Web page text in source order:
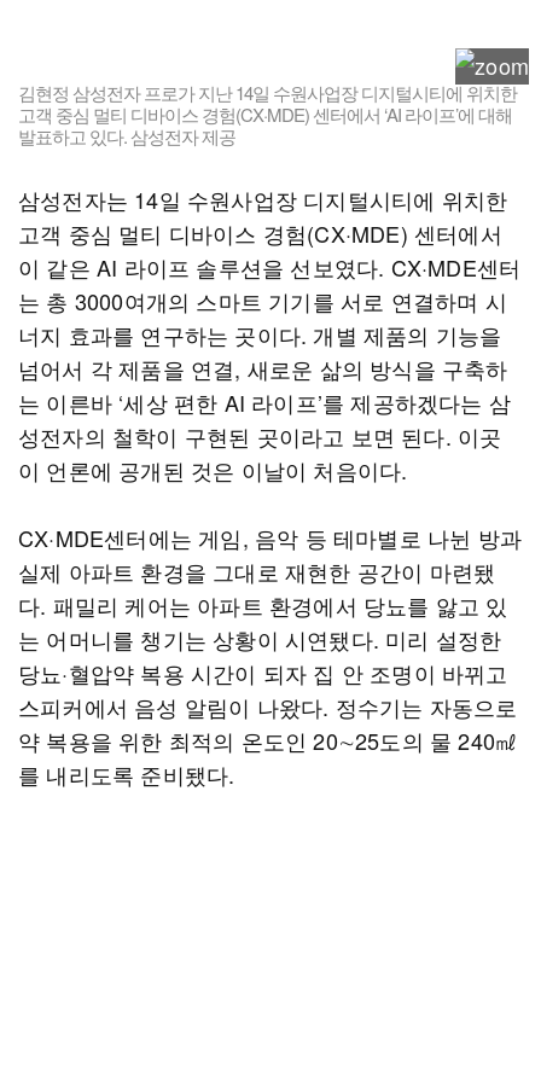
김현정 삼성전자 프로가 지난 14일 수원사업장 디지털시티에 위치한
고객 중심 멀티 디바이스 경험(CX·MDE) 센터에서 ‘AI 라이프’에 대해
발표하고 있다. 삼성전자 제공
삼성전자는 14일 수원사업장 디지털시티에 위치한
고객 중심 멀티 디바이스 경험(CX·MDE) 센터에서
이 같은 AI 라이프 솔루션을 선보였다. CX·MDE센터
는 총 3000여개의 스마트 기기를 서로 연결하며 시
너지 효과를 연구하는 곳이다. 개별 제품의 기능을
넘어서 각 제품을 연결, 새로운 삶의 방식을 구축하
는 이른바 ‘세상 편한 AI 라이프’를 제공하겠다는 삼
성전자의 철학이 구현된 곳이라고 보면 된다. 이곳
이 언론에 공개된 것은 이날이 처음이다.
CX·MDE센터에는 게임, 음악 등 테마별로 나뉜 방과
실제 아파트 환경을 그대로 재현한 공간이 마련됐
다. 패밀리 케어는 아파트 환경에서 당뇨를 앓고 있
는 어머니를 챙기는 상황이 시연됐다. 미리 설정한
당뇨·혈압약 복용 시간이 되자 집 안 조명이 바뀌고
스피커에서 음성 알림이 나왔다. 정수기는 자동으로
약 복용을 위한 최적의 온도인 20∼25도의 물 240㎖
를 내리도록 준비됐다.